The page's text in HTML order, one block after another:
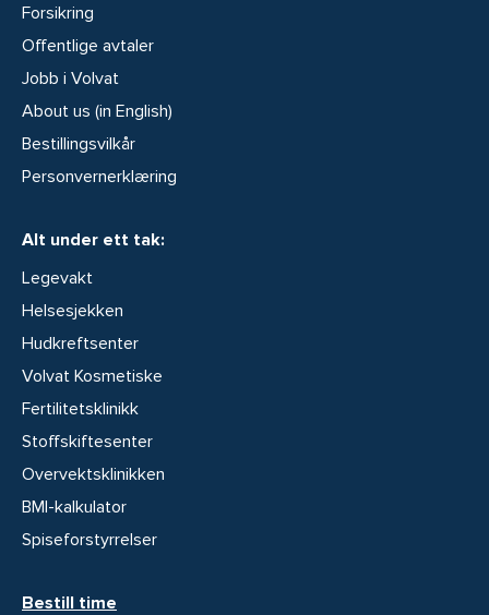
Forsikring
Offentlige avtaler
Jobb i Volvat
About us (in English)
Bestillingsvilkår
Personvernerklæring
Alt under ett tak:
Legevakt
Helsesjekken
Hudkreftsenter
Volvat Kosmetiske
Fertilitetsklinikk
Stoffskiftesenter
Overvektsklinikken
BMI-kalkulator
Spiseforstyrrelser
Bestill time